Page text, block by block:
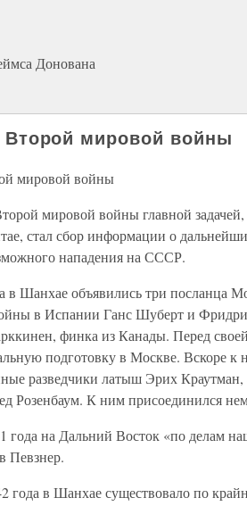
Донована
мировой войны
мировой войны
мировой войны главной
стал сбор информации о
нападения на СССР.
в Шанхае объявились три посланца
в Испании Ганс Шуберт и
финка из Канады. Перед
подготовку в Москве. Вскоре
разведчики латыш Эрих
Розенбаум. К ним присоединился
года на Дальний Восток «по делам
Певзнер.
года в Шанхае существовало по